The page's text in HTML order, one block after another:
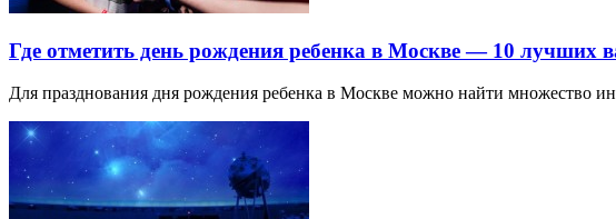
Где отметить день рождения ребенка в Москве — 10 лучших
Для празднования дня рождения ребенка в Москве можно найти множество